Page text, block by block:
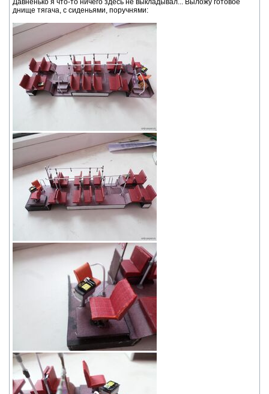
Давненько я что-то ничего здесь не выкладывал... Выложу готовое
днище тягача, с сиденьями, поручнями: